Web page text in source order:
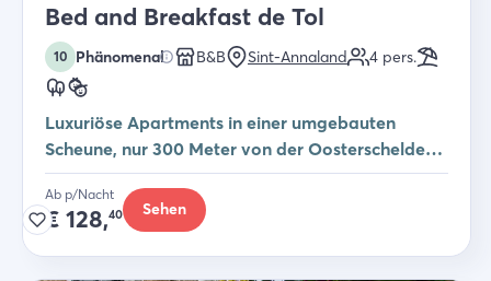
Bed and Breakfast de Tol
10 Phänomenal B&B Sint-Annaland 4 pers.
Luxuriöse Apartments in einer umgebauten
Scheune, nur 300 Meter von der Oosterschelde
entfernt
Ab p/Nacht
€ 128,40 Sehen